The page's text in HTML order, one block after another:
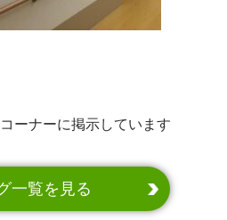
ーナーに掲示しています
一覧を見る